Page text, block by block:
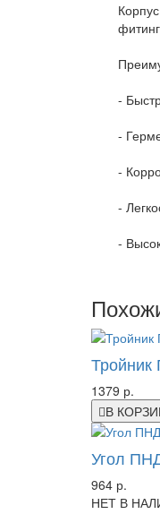
-
-
-
-
-
1379 р.
В
Угол
964 р.
НЕТ В